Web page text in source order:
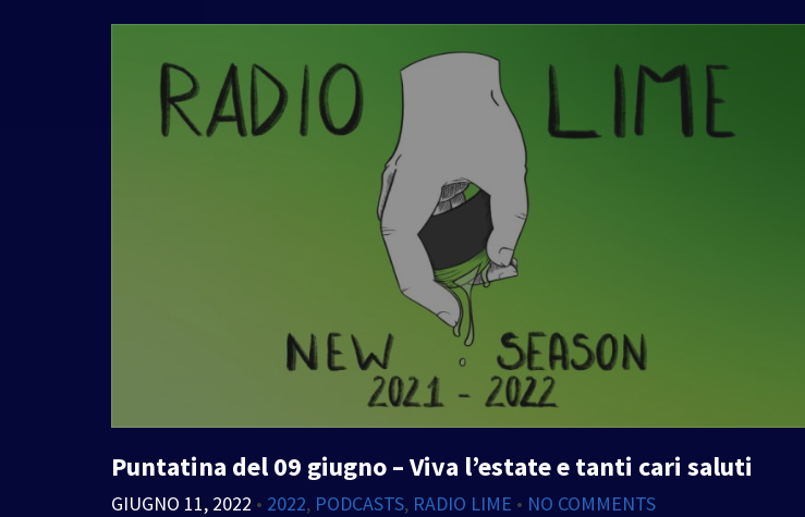
Puntatina del 09 giugno – Viva l’estate e tanti cari saluti
GIUGNO 11, 2022 • 2022, PODCASTS, RADIO LIME • NO COMMENTS